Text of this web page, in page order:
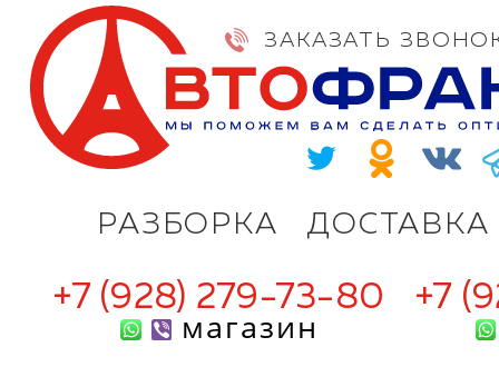
РАЗБОРКА ДОСТАВКА
ЗАКАЗАТЬ
+7 (928) 279-73-80
магазин
+7